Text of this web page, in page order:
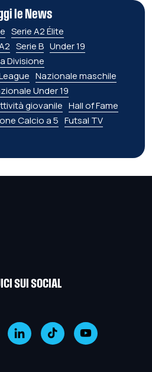
le News
Serie A2 Élite
Serie B Under 19
Divisione
Nazionale maschile
Under 19
giovanile Hall of Fame
Calcio a 5 Futsal TV
SUI SOCIAL